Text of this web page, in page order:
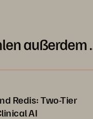
außerdem
Redis: Two-Tier
AI